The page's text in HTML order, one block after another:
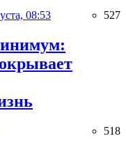
08:53 527
518